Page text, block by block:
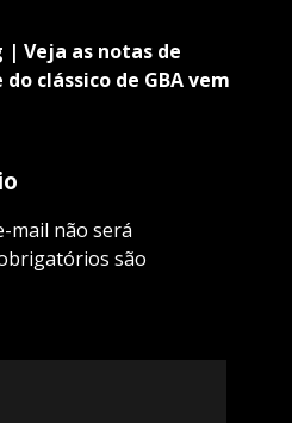
| Veja as notas de
clássico de GBA vem
mail não será
são